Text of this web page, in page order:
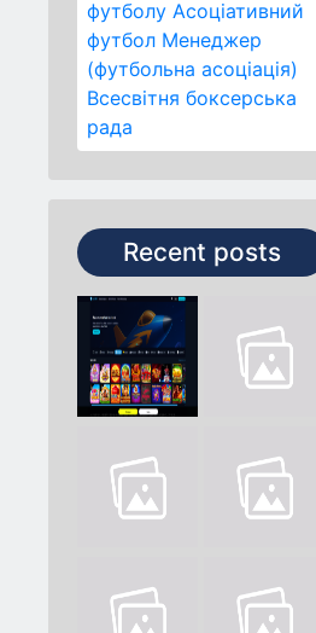
футболу Асоціативний
футбол Менеджер
(футбольна асоціація)
Всесвітня боксерська
рада
Recent posts